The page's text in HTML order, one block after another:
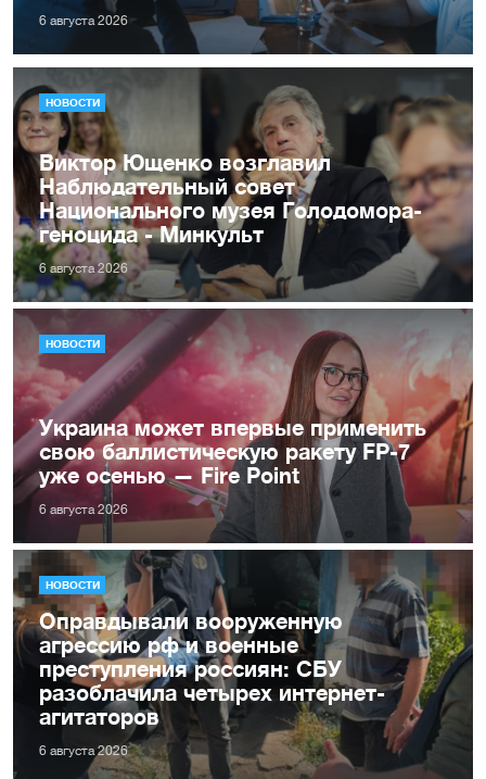
6 августа 2026
НОВОСТИ
Виктор Ющенко возглавил
Наблюдательный совет
Национального музея Голодомора-
геноцида - Минкульт
6 августа 2026
НОВОСТИ
Украина может впервые применить
свою баллистическую ракету FP-7
уже осенью — Fire Point
6 августа 2026
НОВОСТИ
Оправдывали вооруженную
агрессию рф и военные
преступления россиян: СБУ
разоблачила четырех интернет-
агитаторов
6 августа 2026